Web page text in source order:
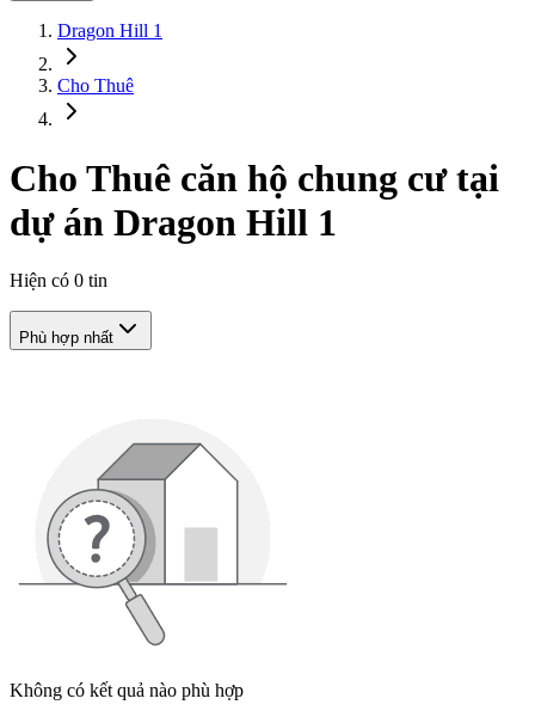
Dragon Hill 1
Cho Thuê
Cho Thuê căn hộ chung cư tại
dự án Dragon Hill 1
Hiện có 0 tin
Phù hợp nhất
Không có kết quả nào phù hợp